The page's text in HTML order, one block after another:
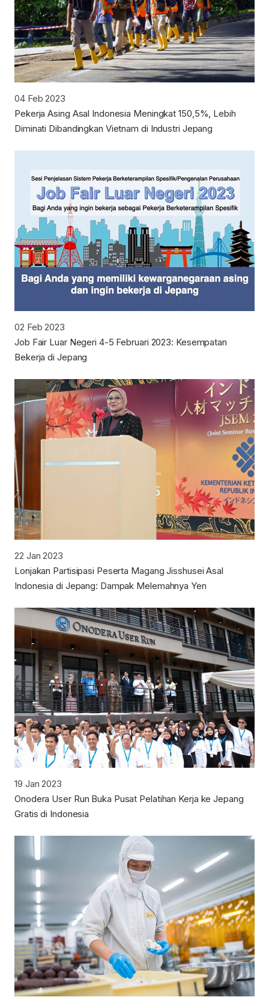
04 Feb 2023
Pekerja Asing Asal Indonesia Meningkat 150,5%, Lebih
Diminati Dibandingkan Vietnam di Industri Jepang
02 Feb 2023
Job Fair Luar Negeri 4-5 Februari 2023: Kesempatan
Bekerja di Jepang
22 Jan 2023
Lonjakan Partisipasi Peserta Magang Jisshusei Asal
Indonesia di Jepang: Dampak Melemahnya Yen
19 Jan 2023
Onodera User Run Buka Pusat Pelatihan Kerja ke Jepang
Gratis di Indonesia